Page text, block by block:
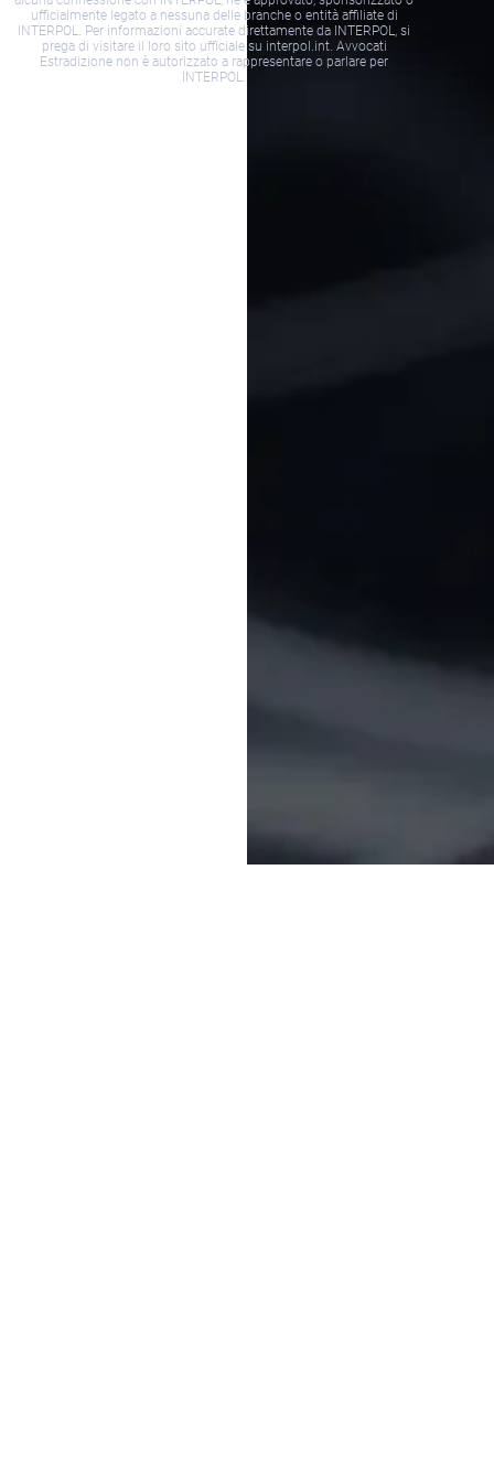
ufficialmente legato a nessuna delle branche o entità affiliate di
INTERPOL. Per informazioni accurate direttamente da INTERPOL, si
prega di visitare il loro sito ufficiale su interpol.int. Avvocati
Estradizione non è autorizzato a rappresentare o parlare per
INTERPOL.